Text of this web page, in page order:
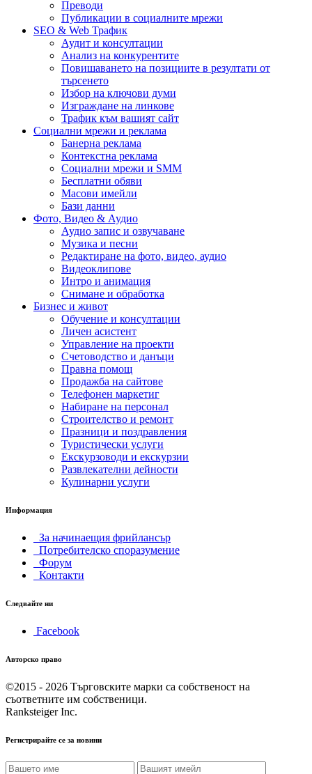
Преводи
Публикации в социалните мрежи
SEO & Web Трафик
Аудит и консултации
Анализ на конкурентите
Повишаването на позициите в резултати от
търсенето
Избор на ключови думи
Изграждане на линкове
Трафик към вашият сайт
Социални мрежи и реклама
Банерна реклама
Контекстна реклама
Социални мрежи и SMM
Бесплатни обяви
Масови имейли
Бази данни
Фото, Видео & Аудио
Аудио запис и озвучаване
Музика и песни
Редактиране на фото, видео, аудио
Видеоклипове
Интро и анимация
Снимане и обработка
Бизнес и живот
Обучение и консултации
Личен асистент
Управление на проекти
Счетоводство и данъци
Правна помощ
Продажба на сайтове
Телефонен маркетиг
Набиране на персонал
Строителство и ремонт
Празници и поздравления
Туристически услуги
Екскурзоводи и екскурзии
Развлекателни дейности
Кулинарни услуги
Информация
За начинаещия фрийлансър
Потребителско споразумение
Форум
Контакти
Следвайте ни
Facebook
Авторско право
©2015 - 2026 Търговските марки са собственост на
съответните им собственици.
Ranksteiger Inc.
Регистрирайте се за новини